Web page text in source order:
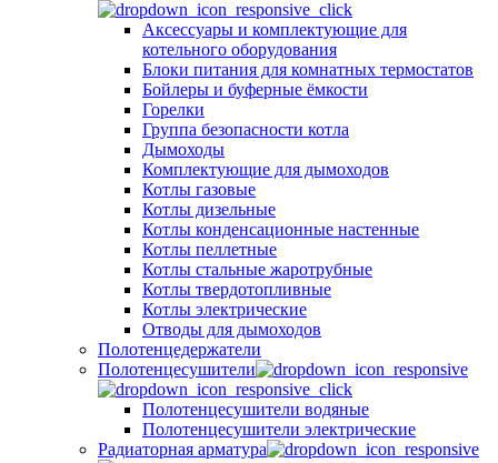
Аксессуары и комплектующие для
котельного оборудования
Блоки питания для комнатных термостатов
Бойлеры и буферные ёмкости
Горелки
Группа безопасности котла
Дымоходы
Комплектующие для дымоходов
Котлы газовые
Котлы дизельные
Котлы конденсационные настенные
Котлы пеллетные
Котлы стальные жаротрубные
Котлы твердотопливные
Котлы электрические
Отводы для дымоходов
Полотенцедержатели
Полотенцесушители
Полотенцесушители водяные
Полотенцесушители электрические
Радиаторная арматура